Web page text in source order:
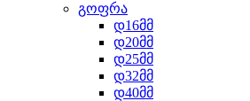
გოფრა
დ16მმ
დ20მმ
დ25მმ
დ32მმ
დ40მმ